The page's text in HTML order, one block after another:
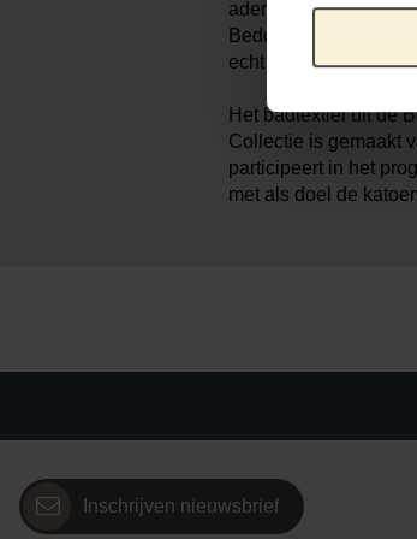
ademend,
Beddinghouse x Van
echt design in huis.
Het badtextiel uit de
Collectie is gemaakt
participeert in het
met als doel de
Inschrijven nieuwsbrief